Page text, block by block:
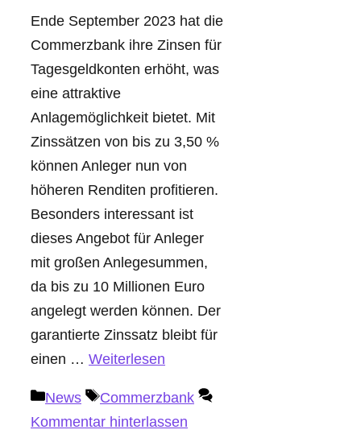
Ende September 2023 hat die
Commerzbank ihre Zinsen für
Tagesgeldkonten erhöht, was
eine attraktive
Anlagemöglichkeit bietet. Mit
Zinssätzen von bis zu 3,50 %
können Anleger nun von
höheren Renditen profitieren.
Besonders interessant ist
dieses Angebot für Anleger
mit großen Anlegesummen,
da bis zu 10 Millionen Euro
angelegt werden können. Der
garantierte Zinssatz bleibt für
einen … Weiterlesen
Kategorien
News Schlagwörter
Commerzbank
Kommentar hinterlassen